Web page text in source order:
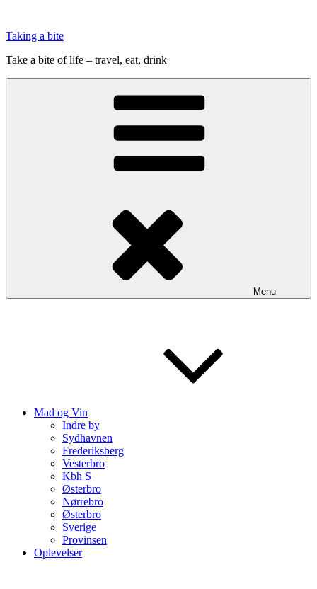
indhold
Taking a bite
Take a bite of life – travel, eat, drink
Menu
Mad og Vin
Indre by
Sydhavnen
Frederiksberg
Vesterbro
Kbh S
Østerbro
Nørrebro
Østerbro
Sverige
Provinsen
Oplevelser